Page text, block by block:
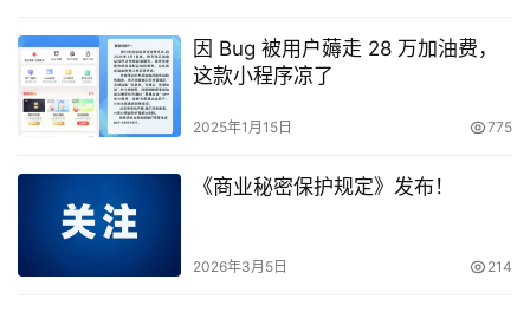
因 Bug 被用户薅走 28 万加油费，
这款小程序凉了
2025年1月15日 775
《商业秘密保护规定》发布！
2026年3月5日 214